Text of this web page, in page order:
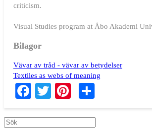
criticism.
Visual Studies program at Åbo Akademi
Bilagor
Vävar av tråd - vävar av betydelser
Textiles as webs of meaning
Facebook
Twitter
Pinterest
Share
Search
Search